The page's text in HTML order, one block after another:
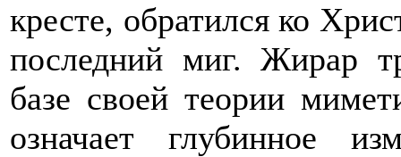
кресте, обратился ко
последний миг. Жирар
базе своей теории
означает глубинное